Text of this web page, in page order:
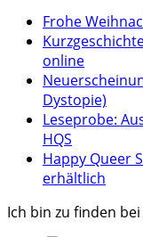
Frohe
online
Dystopie)
Leseprobe:
HQS
Happy Queer
erhältlich
Ich bin zu finden bei